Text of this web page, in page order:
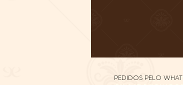
PEDIDOS PELO